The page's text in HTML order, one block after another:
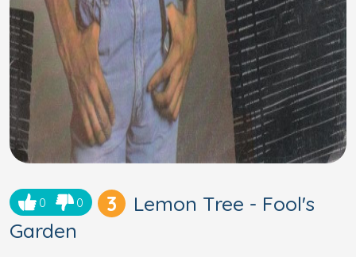
0 0 3
Lemon Tree - Fool's
Garden